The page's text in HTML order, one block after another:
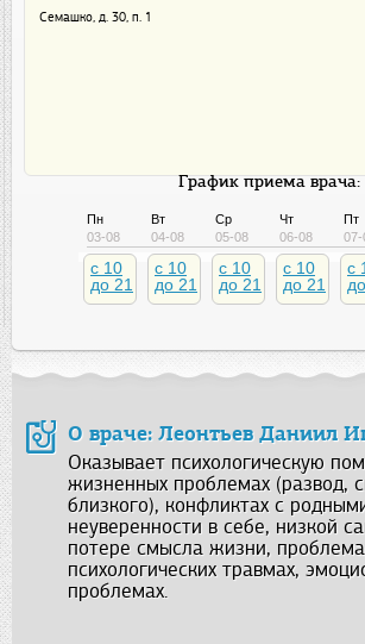
Семашко, д. 30, п. 1
График приема врача:
Пн
03-08
c 10
до 21
Вт
04-08
c 10
до 21
Ср
05-08
c 10
до 21
Чт
06-08
c 10
до 21
Пт
07-
c
О враче: Леонтьев Даниил
Оказывает психологическую
жизненных проблемах (развод,
близкого), конфликтах с
неуверенности в себе, низкой
потере смысла жизни,
психологических травмах,
проблемах.